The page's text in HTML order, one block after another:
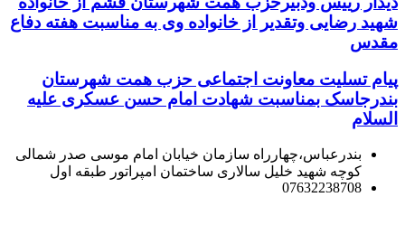
شهید رضایی وتقدیر از خانواده وی به مناسبت هفته دفاع
مقدس
پیام تسلیت معاونت اجتماعی حزب همت شهرستان
بندرجاسک بمناسبت شهادت امام حسن عسکری علیه
السلام
بندرعباس،چهارراه سازمان خیابان امام موسی صدر شمالی
کوچه شهید خلیل سالاری ساختمان امپراتور طبقه اول
07632238708